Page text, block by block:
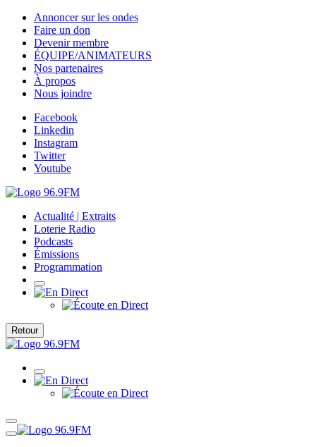
Annoncer sur les ondes
Faire un don
Devenir membre
ÉQUIPE/ANIMATEURS
Nos partenaires
À propos
Nous joindre
Facebook
Linkedin
Instagram
Twitter
Youtube
Actualité | Extraits
Loterie Radio
Podcasts
Émissions
Programmation
Retour